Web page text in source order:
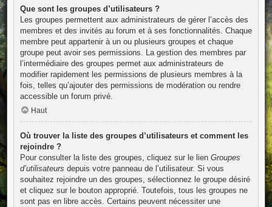
Que sont les groupes d’utilisateurs ?
Les groupes permettent aux administrateurs de gérer l’accès des
membres et des invités au forum et à ses fonctionnalités. Chaque
membre peut appartenir à un ou plusieurs groupes et chaque
groupe peut avoir ses permissions. La gestion des membres par
l’intermédiaire des groupes permet aux administrateurs de
modifier rapidement les permissions de plusieurs membres à la
fois, telles qu’ajouter des permissions de modération ou rendre
accessible un forum privé.
Haut
Où trouver la liste des groupes d’utilisateurs et comment les
rejoindre ?
Pour consulter la liste des groupes, cliquez sur le lien Groupes
d’utilisateurs depuis votre panneau de l’utilisateur. Si vous
souhaitez rejoindre un des groupes, sélectionnez le groupe désiré
et cliquez sur le bouton approprié. Toutefois, tous les groupes ne
sont pas en libre accès. Certains peuvent nécessiter une